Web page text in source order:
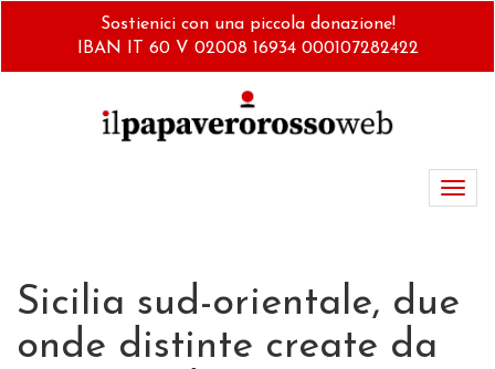
Sostienici con una piccola donazione!
IBAN IT 60 V 02008 16934 000107282422
Sicilia sud-orientale, due
onde distinte create da